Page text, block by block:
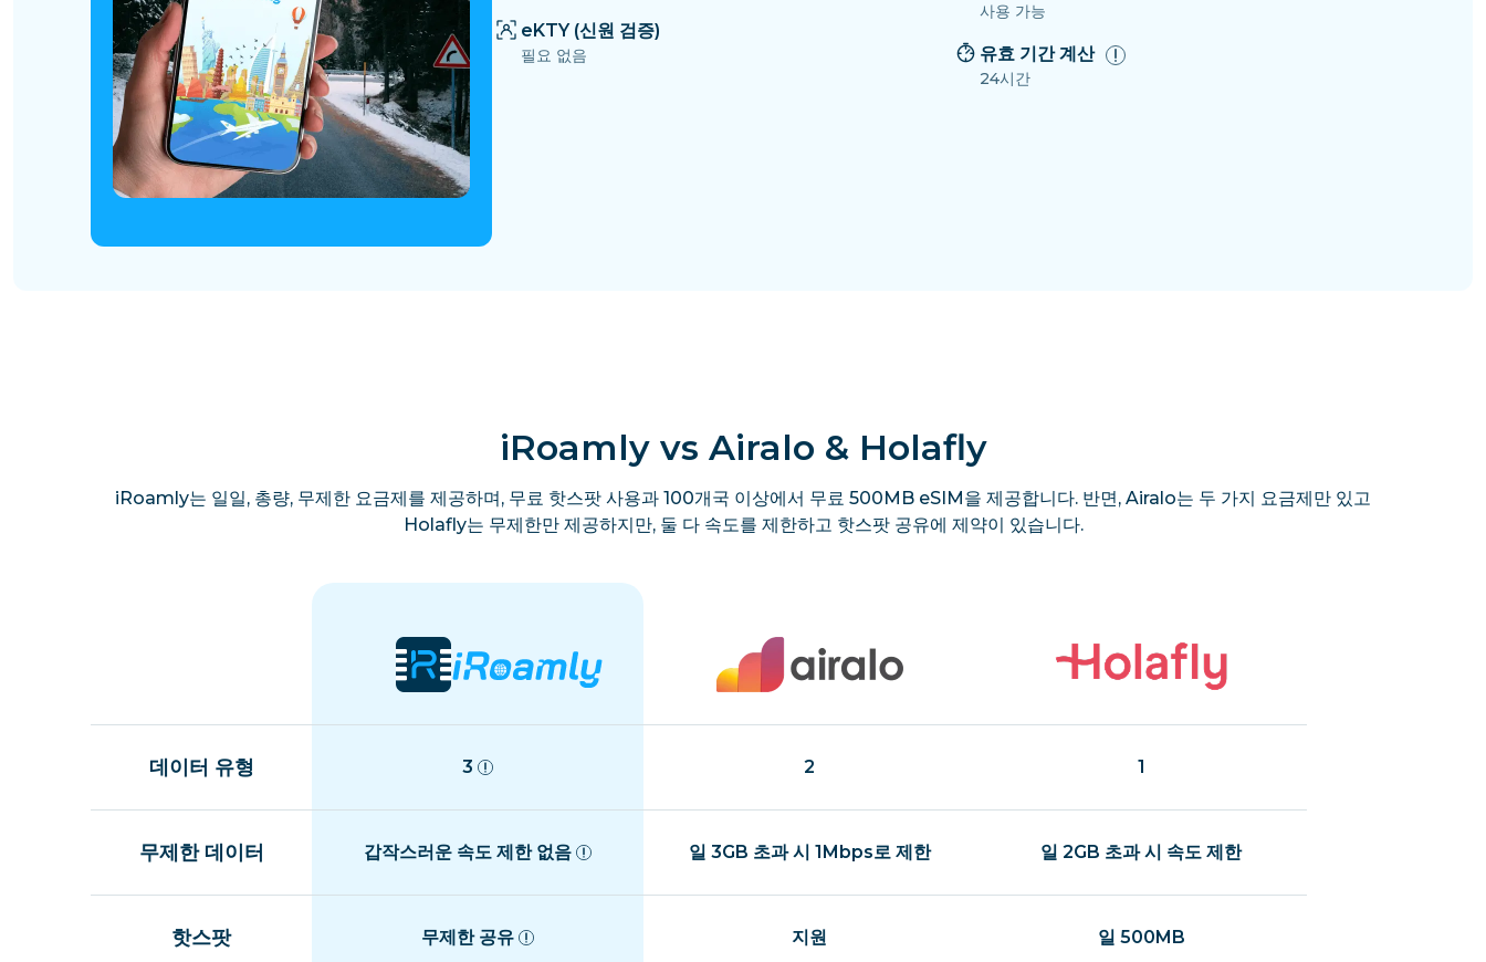
eKTY (신원 검증)
필요 없음
사용 가능
유효 기간 계산
24시간
iRoamly vs Airalo & Holafly
iRoamly는 일일, 총량, 무제한 요금제를 제공하며, 무료 핫스팟 사용과 100개국 이상에서 무료 500MB eSIM을 제공합니다. 반면, Airalo는 두 가지 요금제만 있고
Holafly는 무제한만 제공하지만, 둘 다 속도를 제한하고 핫스팟 공유에 제약이 있습니다.
데이터 유형 3 2 1
무제한 데이터 갑작스러운 속도 제한 없음 일 3GB 초과 시 1Mbps로 제한 일 2GB 초과 시 속도 제한
핫스팟 무제한 공유 지원 일 500MB